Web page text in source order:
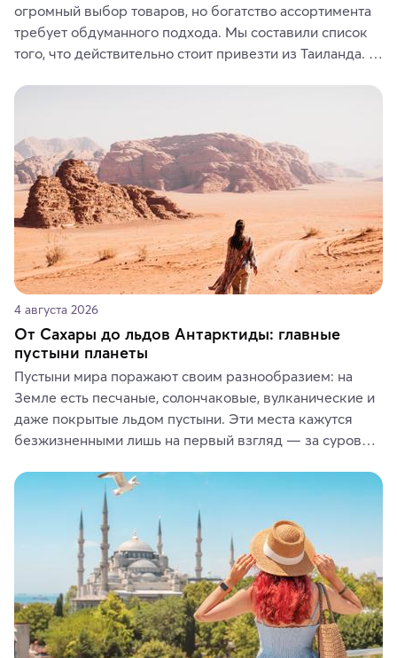
огромный выбор товаров, но богатство ассортимента
требует обдуманного подхода. Мы составили список
того, что действительно стоит привезти из Таиланда.
средства, одежду, украшения, предметы интерьера
где их купить.
4 августа 2026
От Сахары до льдов Антарктиды: главные
пустыни планеты
Пустыни мира поражают своим разнообразием: на
Земле есть песчаные, солончаковые, вулканические и
даже покрытые льдом пустыни. Эти места кажутся
безжизненными лишь на первый взгляд — за суровой
животные и маршруты, которые дарят одни из самых
ярких впечатлений от путешествий.